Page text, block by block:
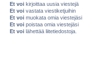
Et voi kirjoittaa uusia viestejä
Et voi vastata viestiketjuihin
Et voi muokata omia viestejäsi
Et voi poistaa omia viestejäsi
Et voi lähettää liitetiedostoja.